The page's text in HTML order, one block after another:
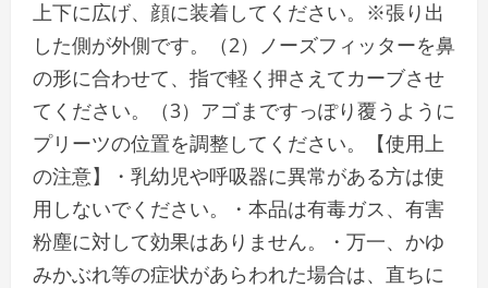
上下に広げ、顔に装着してください。※張り出
した側が外側です。（2）ノーズフィッターを鼻
の形に合わせて、指で軽く押さえてカーブさせ
てください。（3）アゴまですっぽり覆うように
プリーツの位置を調整してください。【使用上
の注意】・乳幼児や呼吸器に異常がある方は使
用しないでください。・本品は有毒ガス、有害
粉塵に対して効果はありません。・万一、かゆ
みかぶれ等の症状があらわれた場合は、直ちに